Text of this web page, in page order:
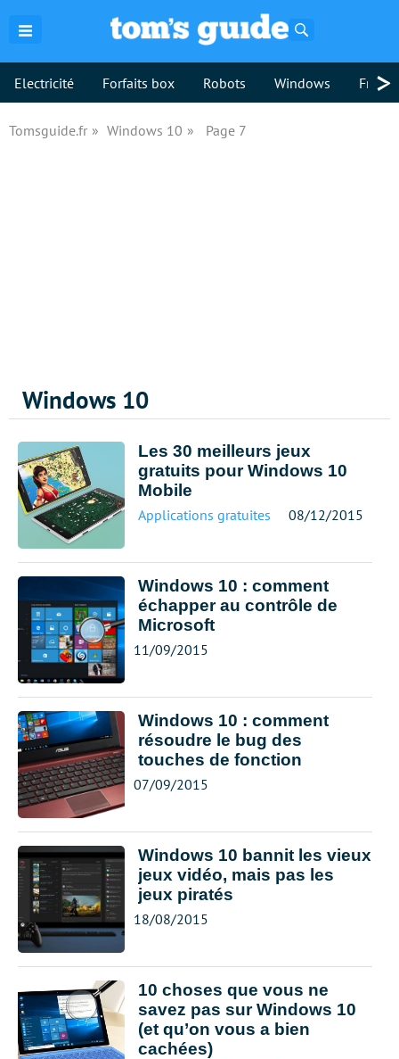
Electricité Forfaits box Robots Windows >
Tomsguide.fr Windows 10 Page 7
Windows 10
Les 30 meilleurs jeux
gratuits pour Windows 10
Mobile
Applications gratuites 08/12/2015
Windows 10 : comment
échapper au contrôle de
Microsoft
11/09/2015
Windows 10 : comment
résoudre le bug des
touches de fonction
07/09/2015
Windows 10 bannit les vieux
jeux vidéo, mais pas les
jeux piratés
18/08/2015
10 choses que vous ne
savez pas sur Windows 10
(et qu’on vous a bien
cachées)